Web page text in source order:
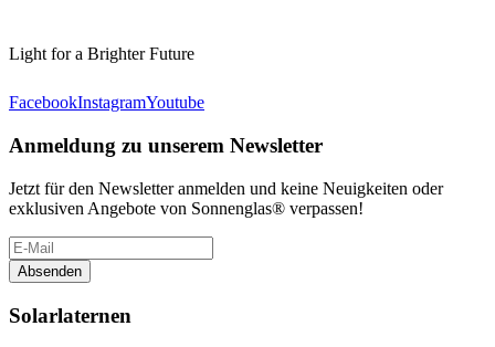
Light for a Brighter Future
FacebookInstagramYoutube
Anmeldung zu unserem Newsletter
Jetzt für den Newsletter anmelden und keine Neuigkeiten oder
exklusiven Angebote von Sonnenglas® verpassen!
Absenden
Solarlaternen